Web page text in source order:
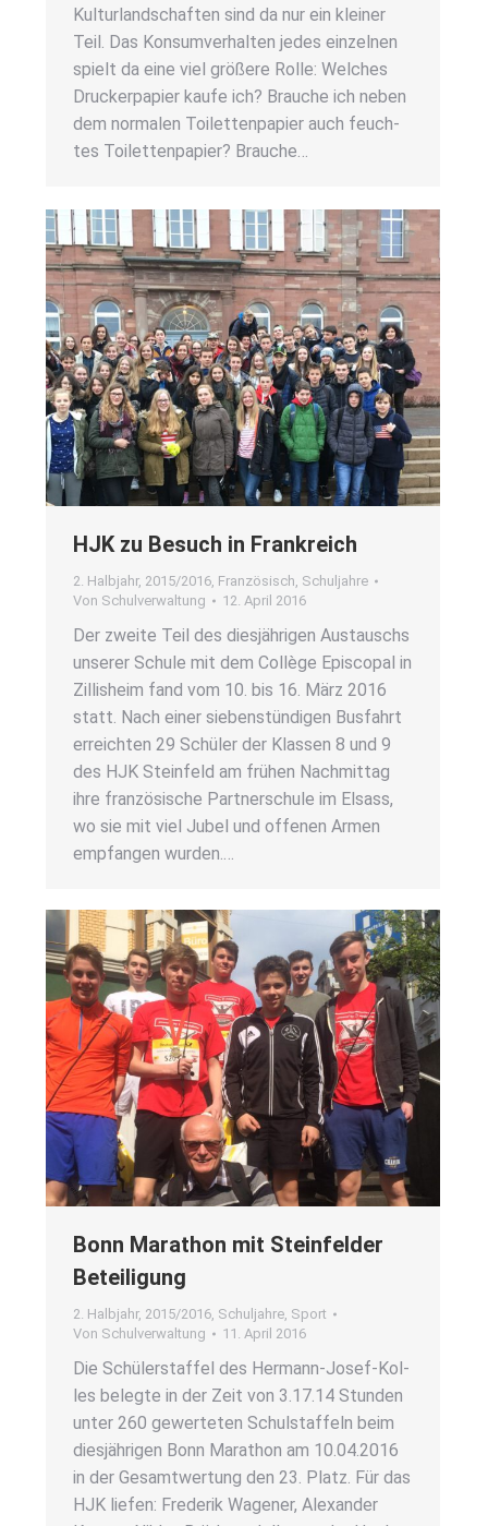
Kul­tur­land­schaf­ten sind da nur ein klei­ner
Teil. Das Kon­sum­ver­hal­ten jedes ein­zel­nen
spielt da eine viel grö­ße­re Rol­le: Wel­ches
Dru­cker­pa­pier kau­fe ich? Brau­che ich neben
dem nor­ma­len Toi­let­ten­pa­pier auch feuch­
tes Toi­let­ten­pa­pier? Brau­che…
HJK zu Besuch in Frank­reich
2. Halbjahr, 2015/2016 Französisch Schuljahre
Von Schulverwaltung 12. April 2016
Der zwei­te Teil des dies­jäh­ri­gen Aus­tauschs
unse­rer Schu­le mit dem Col­lè­ge Epis­co­pal in
Zil­lisheim fand vom 10. bis 16. März 2016
statt. Nach einer sie­ben­stün­di­gen Bus­fahrt
erreich­ten 29 Schü­ler der Klas­sen 8 und 9
des HJK Stein­feld am frü­hen Nach­mit­tag
ihre fran­zö­si­sche Part­ner­schu­le im Elsass,
wo sie mit viel Jubel und offe­nen Armen
emp­fan­gen wur­den.…
Bonn Mara­thon mit Stein­fel­der
Betei­li­gung
2. Halbjahr, 2015/2016 Schuljahre Sport
Von Schulverwaltung 11. April 2016
Die Schü­ler­staf­fel des Her­­mann-Josef-Kol­­
les beleg­te in der Zeit von 3.17.14 Stun­den
unter 260 gewer­te­ten Schul­staf­feln beim
dies­jäh­ri­gen Bonn Mara­thon am 10.04.2016
in der Gesamt­wer­tung den 23. Platz. Für das
HJK lie­fen: Fre­de­rik Wage­ner, Alex­an­der